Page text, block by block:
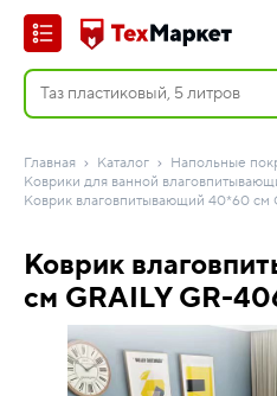
Главная Каталог
Напольные
Коврики для ванной
Коврик влаговпитывающий 40*60 см
Коврик
см GRAILY GR-